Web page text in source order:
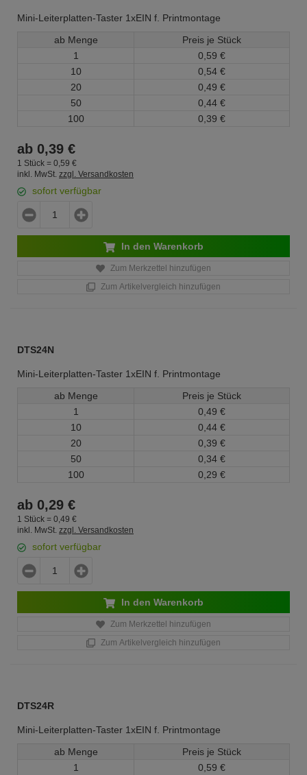
Mini-Leiterplatten-Taster 1xEIN f. Printmontage
ab Menge
Preis je Stück
1
0, 59 €
10
0, 54 €
20
0, 49 €
50
0, 44 €
100
0, 39 €
ab 0,39 €
1 Stück = 0, 59 €
inkl. MwSt. zzgl. Versandkosten
sofort verfügbar
In den Warenkorb
Zum Merkzettel hinzufügen
Zum Artikelvergleich hinzufügen
DTS24N
Mini-Leiterplatten-Taster 1xEIN f. Printmontage
ab Menge
Preis je Stück
1
0, 49 €
10
0, 44 €
20
0, 39 €
50
0, 34 €
100
0, 29 €
ab 0,29 €
1 Stück = 0, 49 €
inkl. MwSt. zzgl. Versandkosten
sofort verfügbar
In den Warenkorb
Zum Merkzettel hinzufügen
Zum Artikelvergleich hinzufügen
DTS24R
Mini-Leiterplatten-Taster 1xEIN f. Printmontage
ab Menge
Preis je Stück
1
0, 59 €